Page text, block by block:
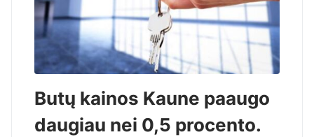
Butų kainos Kaune paaugo
daugiau nei 0,5 procento.